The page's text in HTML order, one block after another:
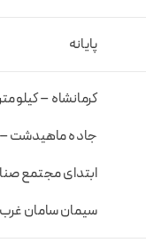
پایانه
جاده ماهیدشت
ابتدای مجتمع
سیمان سامان